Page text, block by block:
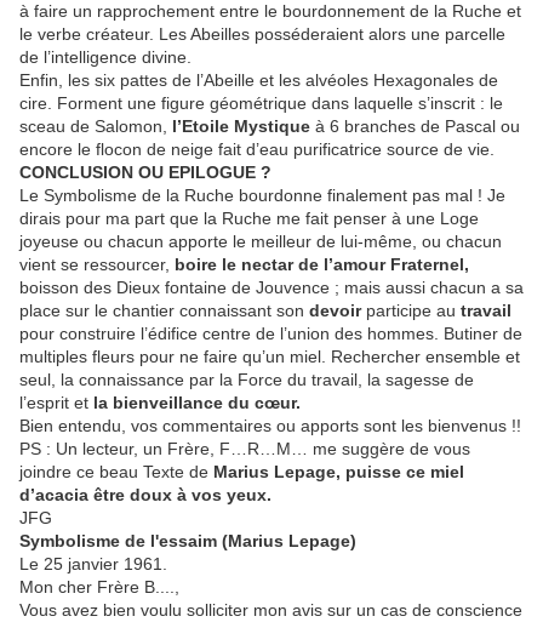
à faire un rapprochement entre le bourdonnement de la Ruche et
le verbe créateur. Les Abeilles posséderaient alors une parcelle
de l’intelligence divine.
Enfin, les six pattes de l’Abeille et les alvéoles Hexagonales de
cire. Forment une figure géométrique dans laquelle s’inscrit : le
sceau de Salomon, l’Etoile Mystique à 6 branches de Pascal ou
encore le flocon de neige fait d’eau purificatrice source de vie.
CONCLUSION OU EPILOGUE ?
Le Symbolisme de la Ruche bourdonne finalement pas mal ! Je
dirais pour ma part que la Ruche me fait penser à une Loge
joyeuse ou chacun apporte le meilleur de lui-même, ou chacun
vient se ressourcer, boire le nectar de l’amour Fraternel,
boisson des Dieux fontaine de Jouvence ; mais aussi chacun a sa
place sur le chantier connaissant son devoir participe au travail
pour construire l’édifice centre de l’union des hommes. Butiner de
multiples fleurs pour ne faire qu’un miel. Rechercher ensemble et
seul, la connaissance par la Force du travail, la sagesse de
l’esprit et la bienveillance du cœur.
Bien entendu, vos commentaires ou apports sont les bienvenus !!
PS : Un lecteur, un Frère, F…R…M… me suggère de vous
joindre ce beau Texte de Marius Lepage, puisse ce miel
d’acacia être doux à vos yeux.
JFG
Symbolisme de l'essaim (Marius Lepage)
Le 25 janvier 1961.
Mon cher Frère B....,
Vous avez bien voulu solliciter mon avis sur un cas de conscience